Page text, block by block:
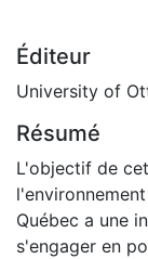
Éditeur
University of
Résumé
L'objectif de
Québec a une
s'engager en